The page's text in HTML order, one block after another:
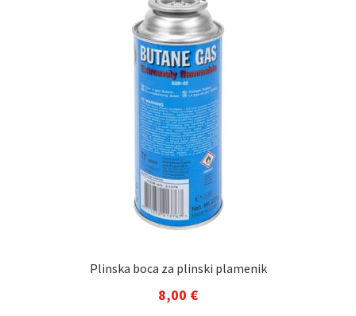
Plinska boca za plinski plamenik
8,00 €